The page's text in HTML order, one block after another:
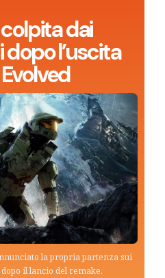
dai
l’uscita
la propria partenza sui
il lancio del remake.